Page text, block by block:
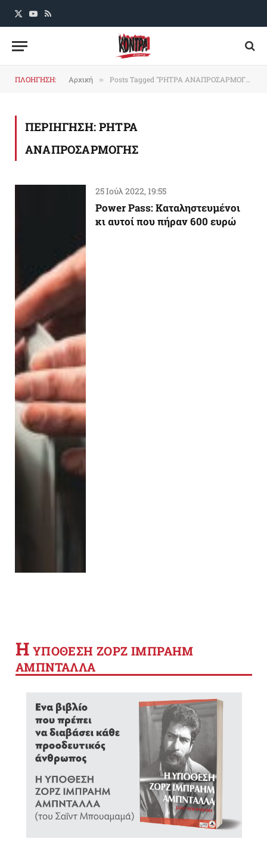
X
YouTube
RSS
ΠΛΟΗΓΗΣΗ: Αρχική » Posts Tagged "ΡΗΤΡΑ ΑΝΑΠΡΟΣΑΡΜΟΓΗΣ"
ΠΕΡΙΗΓΗΣΗ:ΡΗΤΡΑ
ΑΝΑΠΡΟΣΑΡΜΟΓΗΣ
25 Ιούλ 2022, 19:55
Power Pass: Καταληστευμένοι
κι αυτοί που πήραν 600 ευρώ
Η YΠΟΘΕΣΗ ΖΟΡΖ ΙΜΠΡΑΗΜ
ΑΜΠΝΤΑΛΛΑ